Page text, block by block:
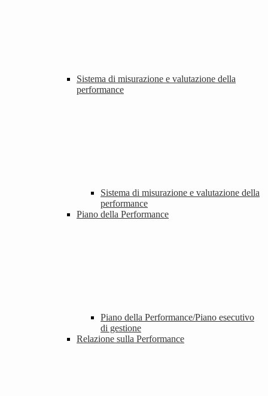
Sistema di misurazione e valutazione della
performance
Sistema di misurazione e valutazione della
performance
Piano della Performance
Piano della Performance/Piano esecutivo
di gestione
Relazione sulla Performance